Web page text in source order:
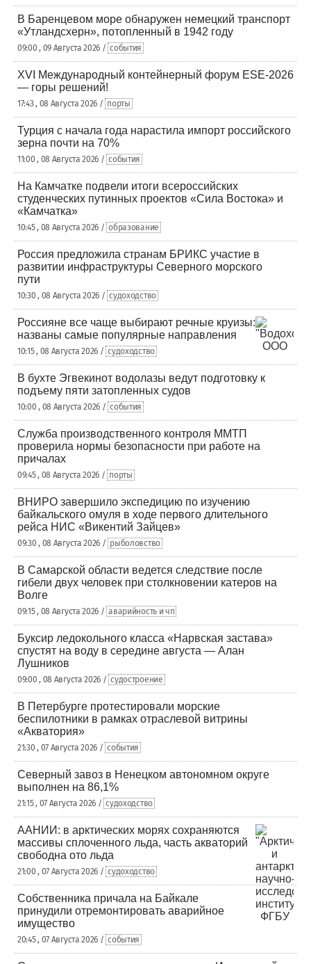
В Баренцевом море обнаружен немецкий транспорт
«Утландсхерн», потопленный в 1942 году
09:00 , 09 Августа 2026 / события
XVI Международный контейнерный форум ESE-2026
— горы решений!
17:43 , 08 Августа 2026 / порты
Турция с начала года нарастила импорт российского
зерна почти на 70%
11:00 , 08 Августа 2026 / события
На Камчатке подвели итоги всероссийских
студенческих путинных проектов «Сила Востока» и
«Камчатка»
10:45 , 08 Августа 2026 / образование
Россия предложила странам БРИКС участие в
развитии инфраструктуры Северного морского
пути
10:30 , 08 Августа 2026 / судоходство
Россияне все чаще выбирают речные круизы:
названы самые популярные направления
10:15 , 08 Августа 2026 / судоходство
В бухте Эгвекинот водолазы ведут подготовку к
подъему пяти затопленных судов
10:00 , 08 Августа 2026 / события
Служба производственного контроля ММТП
проверила нормы безопасности при работе на
причалах
09:45 , 08 Августа 2026 / порты
ВНИРО завершило экспедицию по изучению
байкальского омуля в ходе первого длительного
рейса НИС «Викентий Зайцев»
09:30 , 08 Августа 2026 / рыболовство
В Самарской области ведется следствие после
гибели двух человек при столкновении катеров на
Волге
09:15 , 08 Августа 2026 / аварийность и чп
Буксир ледокольного класса «Нарвская застава»
спустят на воду в середине августа — Алан
Лушников
09:00 , 08 Августа 2026 / судостроение
В Петербурге протестировали морские
беспилотники в рамках отраслевой витрины
«Акватория»
21:30 , 07 Августа 2026 / события
Северный завоз в Ненецком автономном округе
выполнен на 86,1%
21:15 , 07 Августа 2026 / судоходство
ААНИИ: в арктических морях сохраняются
массивы сплоченного льда, часть акваторий
свободна ото льда
21:00 , 07 Августа 2026 / судоходство
Собственника причала на Байкале
принудили отремонтировать аварийное
имущество
20:45 , 07 Августа 2026 / события